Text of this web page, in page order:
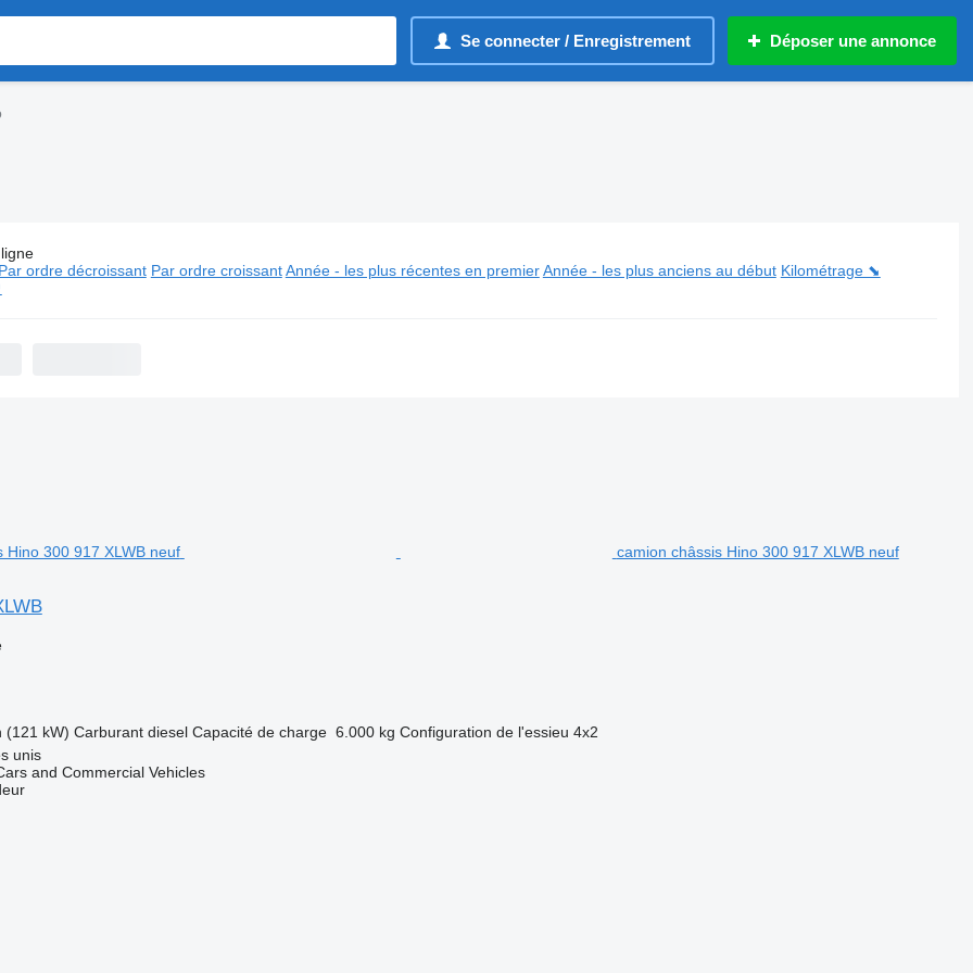
Se connecter / Enregistrement Déposer une annonce
Camions châssis Hino
Par ordre décroissant Par ordre croissant Année - les plus récentes en premier Année - les plus anciens au début Kilométrage ⬊
camion châssis Hino 300 917 XLWB neuf
(121 kW) Carburant diesel Capacité de charge 6.000 kg Configuration de l'essieu 4x2
unis
and Commercial Vehicles